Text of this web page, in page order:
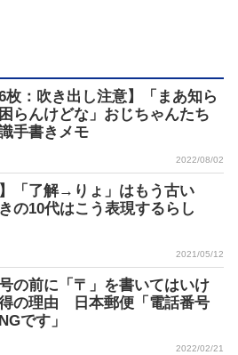
6枚：吹き出し注意】「まあ知ら
らんけどな」おじちゃんたち
手書きメモ
2022/08/02
】「了解→りょ」はもう古い
の10代はこう表現するらし
2021/05/12
の前に「〒」を書いてはいけ
の理由 日本郵便「電話番号
です」
2022/02/21